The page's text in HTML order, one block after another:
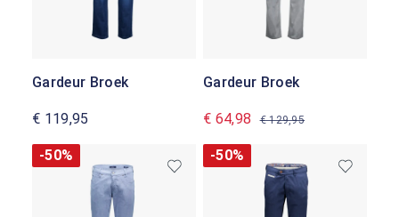
Gardeur Broek
€ 119,95
Gardeur Broek
€ 64,98 € 129,95
-50% -50%